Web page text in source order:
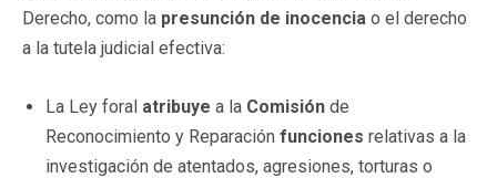
Derecho, como la presunción de inocencia o el derecho
a la tutela judicial efectiva:
La Ley foral atribuye a la Comisión de
Reconocimiento y Reparación funciones relativas a la
investigación de atentados, agresiones, torturas o